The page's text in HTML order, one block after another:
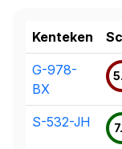
Kenteken
G-978-
BX
S-532-JH